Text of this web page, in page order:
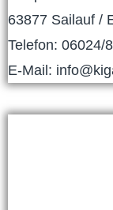
63877 Sailauf /
Telefon: 06024/
E-Mail: